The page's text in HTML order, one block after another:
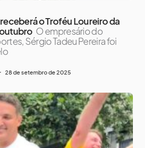
o Troféu Loureiro da
O empresário do
Sérgio Tadeu Pereira foi
28 de setembro de 2025